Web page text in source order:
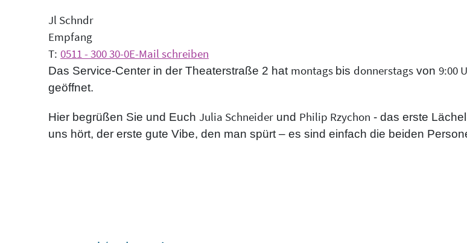
Jl Schndr
Empfang
0511 - 300 30-0E-Mail schreiben
Das Service-Center in der Theaterstraße 2 hat montags bis donnerstags von 9:00
geöffnet.
Hier begrüßen Sie und Euch Julia Schneider und Philip Rzychon - das erste
uns hört, der erste gute Vibe, den man spürt – es sind einfach die beiden